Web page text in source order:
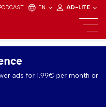
EN AD-LITE
ads for 1.99€ per month or